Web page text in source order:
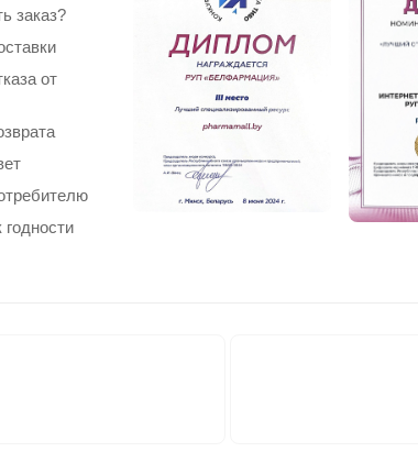
заказ?
от
годности